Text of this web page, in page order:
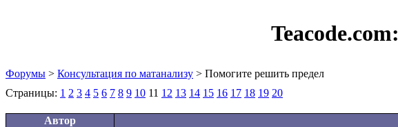
Teacode.com:
Форумы > Консультация по матанализу > Помогите решить предел
Страницы: 1 2 3 4 5 6 7 8 9 10 11 12 13 14 15 16 17 18 19 20
Автор